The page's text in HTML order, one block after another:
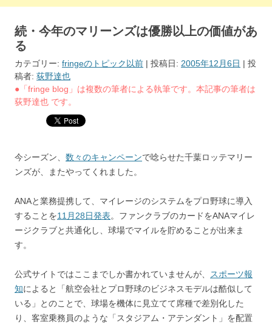
続・今年のマリーンズは優勝以上の価値があ
る
カテゴリー: fringeのトピック以前 | 投稿日: 2005年12月6日 | 投
稿者: 荻野達也
●「fringe blog」は複数の筆者による執筆です。本記事の筆者は
荻野達也 です。
今シーズン、 数々のキャンペーンで唸らせた千葉ロッテマリー
ンズが、またやってくれました。
ANAと業務提携して、マイレージのシステムをプロ野球に導入
することを11月28日発表。ファンクラブのカードをANAマイレ
ージクラブと共通化し、球場でマイルを貯めることが出来ま
す。
公式サイトではここまでしか書かれていませんが、 スポーツ報
知によると「航空会社とプロ野球のビジネスモデルは酷似して
いる」とのことで、球場を機体に見立てて席種で差別化した
り、客室乗務員のような「スタジアム・アテンダント」を配置